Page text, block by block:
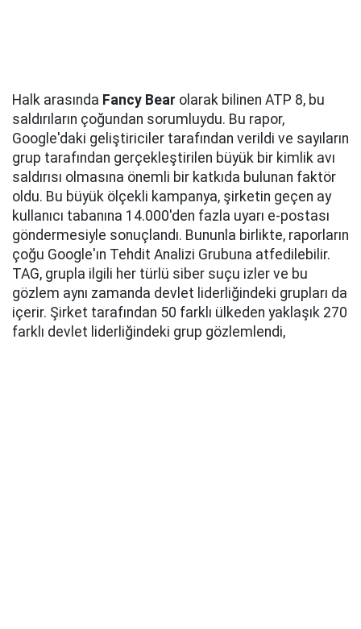
Halk arasında Fancy Bear olarak bilinen ATP 8, bu
saldırıların çoğundan sorumluydu. Bu rapor,
Google'daki geliştiriciler tarafından verildi ve sayıların
grup tarafından gerçekleştirilen büyük bir kimlik avı
saldırısı olmasına önemli bir katkıda bulunan faktör
oldu. Bu büyük ölçekli kampanya, şirketin geçen ay
kullanıcı tabanına 14.000'den fazla uyarı e-postası
göndermesiyle sonuçlandı. Bununla birlikte, raporların
çoğu Google'ın Tehdit Analizi Grubuna atfedilebilir.
TAG, grupla ilgili her türlü siber suçu izler ve bu
gözlem aynı zamanda devlet liderliğindeki grupları da
içerir. Şirket tarafından 50 farklı ülkeden yaklaşık 270
farklı devlet liderliğindeki grup gözlemlendi,